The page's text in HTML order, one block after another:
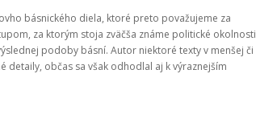
básnického diela, ktoré preto považujeme za
za ktorým stoja zväčša známe politické okolnosti
podoby básní. Autor niektoré texty v menšej či
občas sa však odhodlal aj k výraznejším